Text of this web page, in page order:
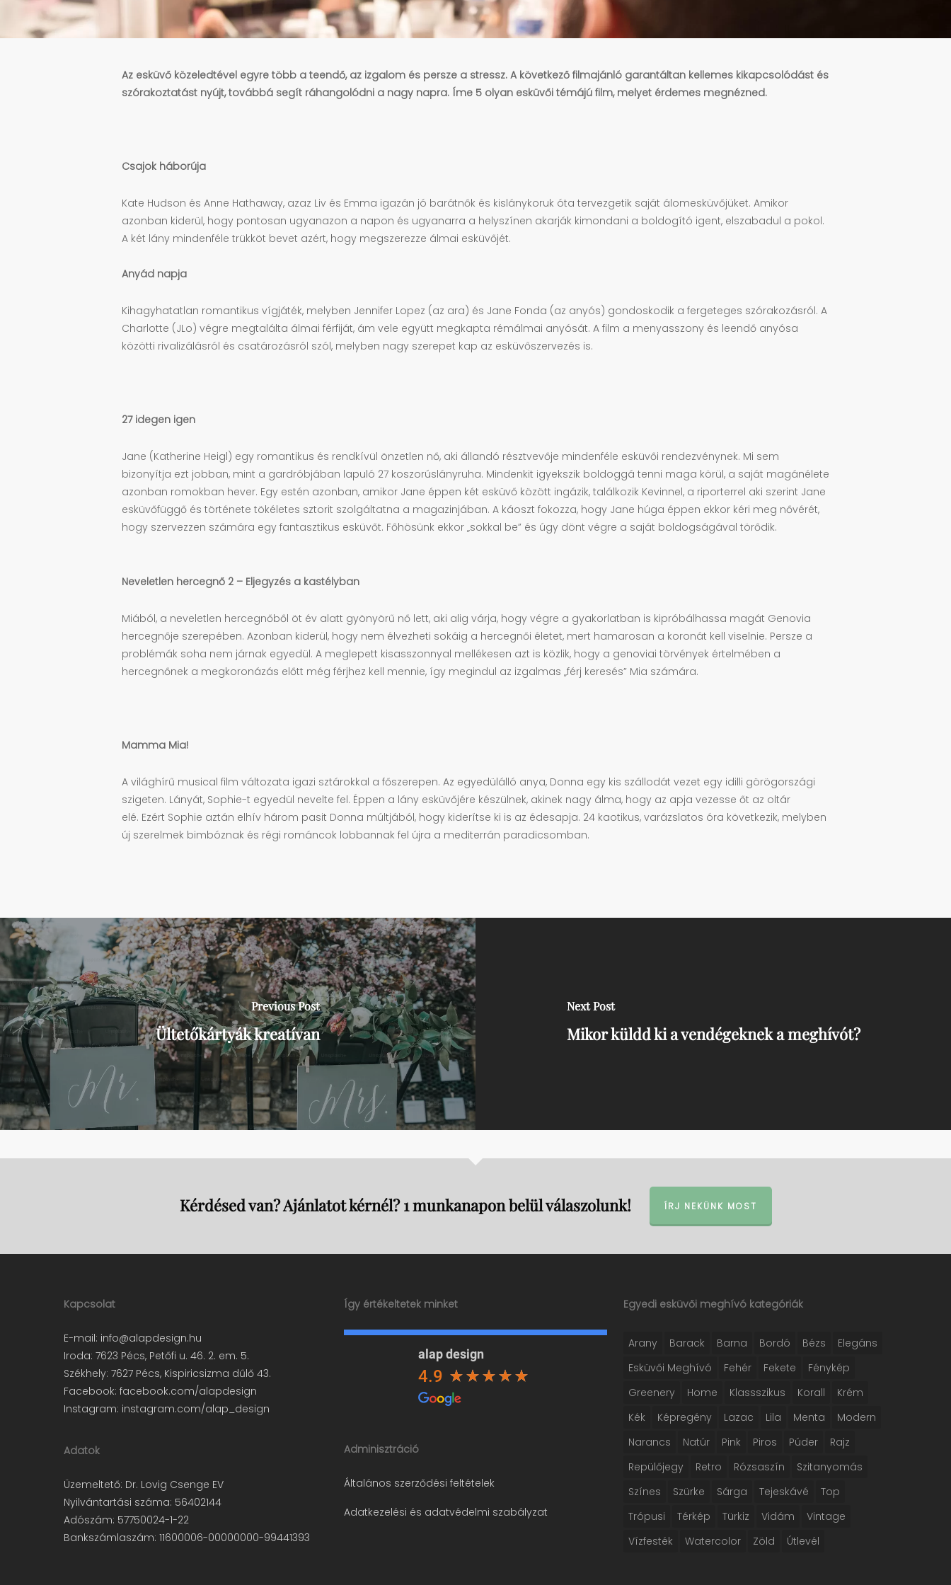
Az esküvő közeledtével egyre több a teendő, az izgalom és persze a stressz. A következő filmajánló garantáltan kellemes kikapcsolódást és
szórakoztatást nyújt, továbbá segít ráhangolódni a nagy napra. Íme 5 olyan esküvői témájú film, melyet érdemes megnézned.
Csajok háborúja
Kate Hudson és Anne Hathaway, azaz Liv és Emma igazán jó barátnők és kislánykoruk óta tervezgetik saját álomesküvőjüket. Amikor
azonban kiderül, hogy pontosan ugyanazon a napon és ugyanarra a helyszínen akarják kimondani a boldogító igent, elszabadul a pokol.
A két lány mindenféle trükköt bevet azért, hogy megszerezze álmai esküvőjét.
Anyád napja
Kihagyhatatlan romantikus vígjáték, melyben Jennifer Lopez (az ara) és Jane Fonda (az anyós) gondoskodik a fergeteges szórakozásról. A
Charlotte (JLo) végre megtalálta álmai férfiját, ám vele együtt megkapta rémálmai anyósát. A film a menyasszony és leendő anyósa
közötti rivalizálásról és csatározásról szól, melyben nagy szerepet kap az esküvőszervezés is.
27 idegen igen
Jane (Katherine Heigl) egy romantikus és rendkívül önzetlen nő, aki állandó résztvevője mindenféle esküvői rendezvénynek. Mi sem
bizonyítja ezt jobban, mint a gardróbjában lapuló 27 koszorúslányruha. Mindenkit igyekszik boldoggá tenni maga körül, a saját magánélete
azonban romokban hever. Egy estén azonban, amikor Jane éppen két esküvő között ingázik, találkozik Kevinnel, a riporterrel aki szerint Jane
esküvőfüggő és története tökéletes sztorit szolgáltatna a magazinjában. A káoszt fokozza, hogy Jane húga éppen ekkor kéri meg nővérét,
hogy szervezzen számára egy fantasztikus esküvőt. Főhösünk ekkor „sokkal be” és úgy dönt végre a saját boldogságával törődik.
Neveletlen hercegnő 2 – Eljegyzés a kastélyban
Miából, a neveletlen hercegnőből öt év alatt gyönyörű nő lett, aki alig várja, hogy végre a gyakorlatban is kipróbálhassa magát Genovia
hercegnője szerepében. Azonban kiderül, hogy nem élvezheti sokáig a hercegnői életet, mert hamarosan a koronát kell viselnie. Persze a
problémák soha nem járnak egyedül. A meglepett kisasszonnyal mellékesen azt is közlik, hogy a genoviai törvények értelmében a
hercegnőnek a megkoronázás előtt még férjhez kell mennie, így megindul az izgalmas „férj keresés” Mia számára.
Mamma Mia!
A világhírű musical film változata igazi sztárokkal a főszerepen. Az egyedülálló anya, Donna egy kis szállodát vezet egy idilli görögországi
szigeten. Lányát, Sophie-t egyedül nevelte fel. Éppen a lány esküvőjére készülnek, akinek nagy álma, hogy az apja vezesse őt az oltár
elé. Ezért Sophie aztán elhív három pasit Donna múltjából, hogy kiderítse ki is az édesapja. 24 kaotikus, varázslatos óra következik, melyben
új szerelmek bimbóznak és régi románcok lobbannak fel újra a mediterrán paradicsomban.
Previous Post
Ültetőkártyák kreatívan
Next Post
Mikor küldd ki a vendégeknek a meghívót?
Kérdésed van? Ajánlatot kérnél? 1 munkanapon belül válaszolunk! ÍRJ NEKÜNK MOST
Kapcsolat
E-mail: info@alapdesign.hu
Iroda: 7623 Pécs, Petőfi u. 46. 2. em. 5.
Székhely: 7627 Pécs, Kispiricsizma dűlő 43.
Facebook: facebook.com/alapdesign
Instagram: instagram.com/alap_design
Adatok
Üzemeltető: Dr. Lovig Csenge EV
Nyilvántartási száma: 56402144
Adószám: 57750024-1-22
Bankszámlaszám: 11600006-00000000-99441393
Így értékeltetek minket
alap design
4.9
Adminisztráció
Általános szerződési feltételek
Adatkezelési és adatvédelmi szabályzat
Egyedi esküvői meghívó kategóriák
Arany Barack Barna Bordó Bézs
Elegáns
Esküvői Meghívó
Fehér Fekete
Fénykép
Greenery
Home Klassszikus Korall
Krém
Kék
Képregény Lazac Lila Menta
Modern
Narancs
Natúr Pink Piros Púder
Rajz
Repülőjegy
Retro Rózsaszín
Szitanyomás
Színes
Szürke Sárga Tejeskávé
Top
Trópusi
Térkép Türkiz Vidám
Vintage
Vízfesték
Watercolor Zöld Útlevél